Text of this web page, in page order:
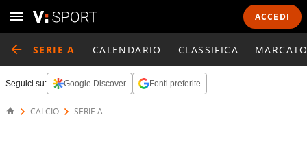
ACCEDI
SERIE A CALENDARIO CLASSIFICA
Seguici su: Google Discover Fonti preferite
CALCIO SERIE A